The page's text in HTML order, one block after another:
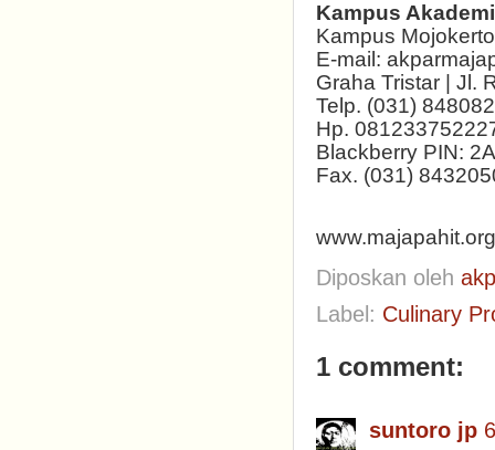
Kampus
Kampus
E-mail:
Graha Tristar | Jl.
Telp. (031)
Hp.
Blackberry PIN:
Fax. (031)
Diposkan oleh
Label: Culinary
1 comment:
suntoro jp